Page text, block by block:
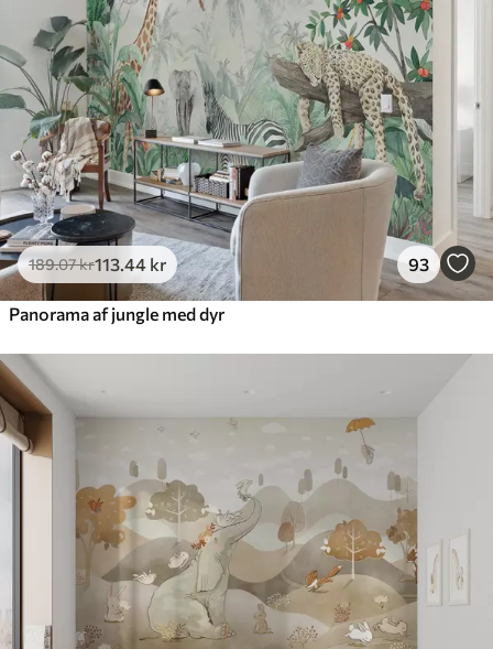
189.07kr113 .44 kr 93
Panorama af jungle med dyr